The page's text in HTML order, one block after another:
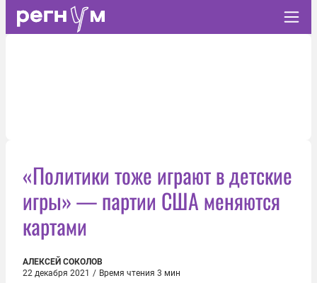
«Политики тоже играют в детские
игры» — партии США меняются
картами
АЛЕКСЕЙ СОКОЛОВ
22 декабря 2021 / Время чтения 3 мин